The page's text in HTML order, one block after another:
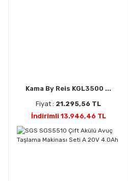
Kama By Reis KGL3500 ...
Fiyat : 21.295,56 TL
İndirimli 13.946,46 TL